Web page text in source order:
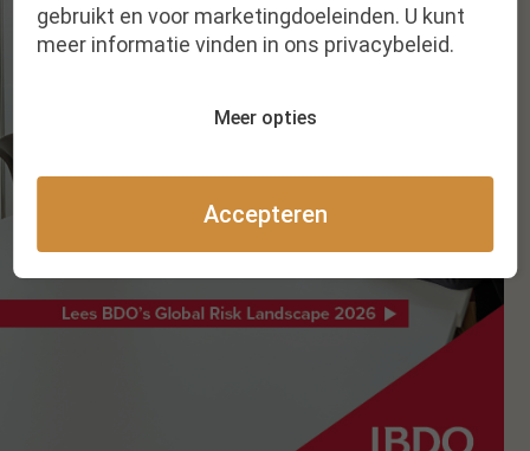
gebruikt en voor marketingdoeleinden. U kunt
meer informatie vinden in ons privacybeleid.
Meer opties
Accepteren